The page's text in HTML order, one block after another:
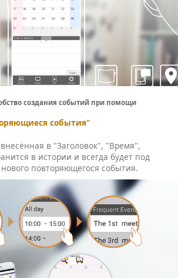
создания событий при помощи
события"
в "Заголовок", "Время",
в истории и всегда будет под
повторяющегося события.